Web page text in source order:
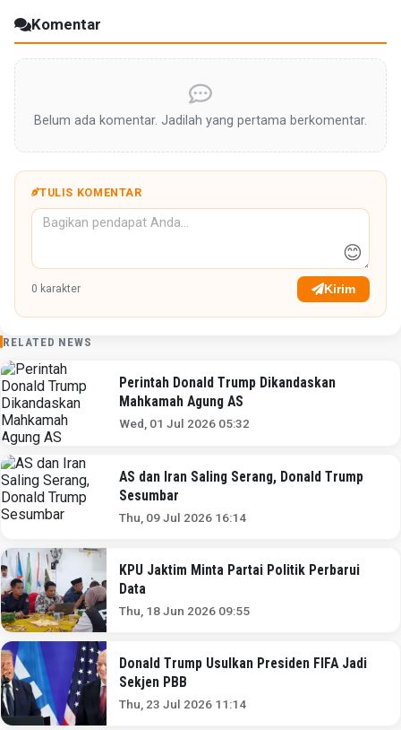
Komentar
Belum ada komentar. Jadilah yang pertama berkomentar.
TULIS KOMENTAR
😊
0 karakter Kirim
RELATED NEWS
Perintah Donald Trump Dikandaskan
Mahkamah Agung AS
Wed, 01 Jul 2026 05:32
AS dan Iran Saling Serang, Donald Trump
Sesumbar
Thu, 09 Jul 2026 16:14
KPU Jaktim Minta Partai Politik Perbarui
Data
Thu, 18 Jun 2026 09:55
Donald Trump Usulkan Presiden FIFA Jadi
Sekjen PBB
Thu, 23 Jul 2026 11:14